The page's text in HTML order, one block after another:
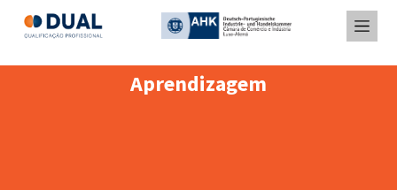
Aprendizagem